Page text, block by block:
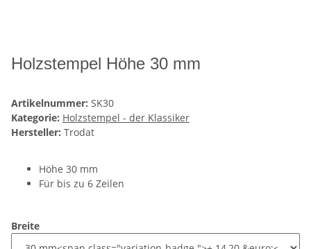
Holzstempel Höhe 30 mm
Artikelnummer: SK30
Kategorie: Holzstempel - der Klassiker
Hersteller: Trodat
Höhe 30 mm
Für bis zu 6 Zeilen
Breite